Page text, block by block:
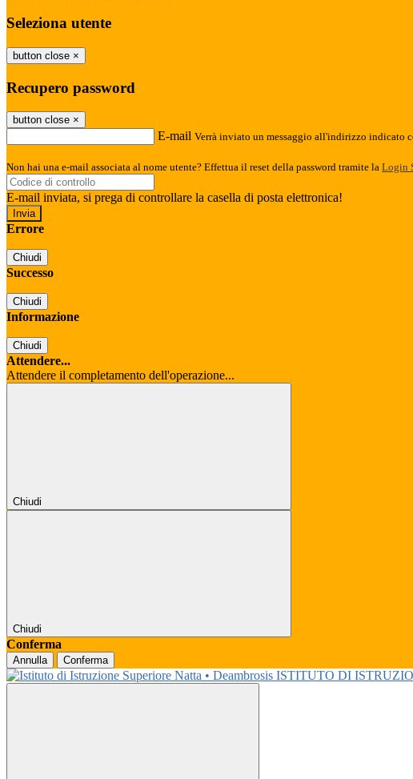
Seleziona utente
button close ×
Recupero password
button close ×
E-mail Verrà inviato un messaggio all'indirizzo indicato
Non hai una e-mail associata al nome utente? Effettua il reset della password tramite la Login
E-mail inviata, si prega di controllare la casella di posta elettronica!
Errore
Chiudi
Successo
Chiudi
Informazione
Chiudi
Attendere...
Attendere il completamento dell'operazione...
Chiudi
Chiudi
Conferma
Annulla Conferma
ISTITUTO DI